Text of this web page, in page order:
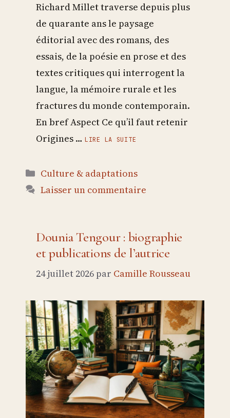
Richard Millet traverse depuis plus
de quarante ans le paysage
éditorial avec des romans, des
essais, de la poésie en prose et des
textes critiques qui interrogent la
langue, la mémoire rurale et les
fractures du monde contemporain.
En bref Aspect Ce qu’il faut retenir
Origines … LIRE LA SUITE
Catégories
Culture & adaptations
Laisser un commentaire
Dounia Tengour : biographie
et publications de l’autrice
24 juillet 2026 par Camille Rousseau